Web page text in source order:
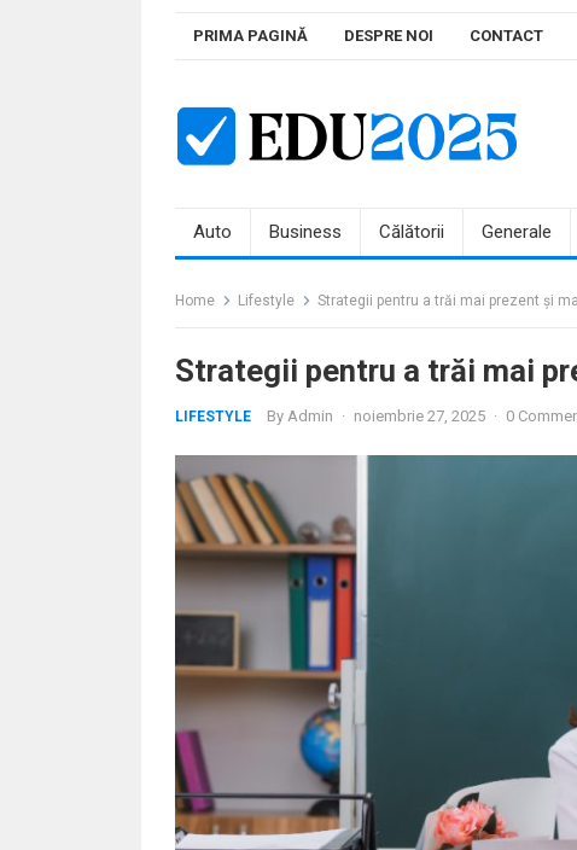
PRIMA PAGINĂ DESPRE NOI CONTACT
Auto Business Călătorii Generale
Home Lifestyle Strategii pentru a trăi mai prezent și
Strategii pentru a trăi mai
LIFESTYLE By Admin · noiembrie 27, 2025 · 0